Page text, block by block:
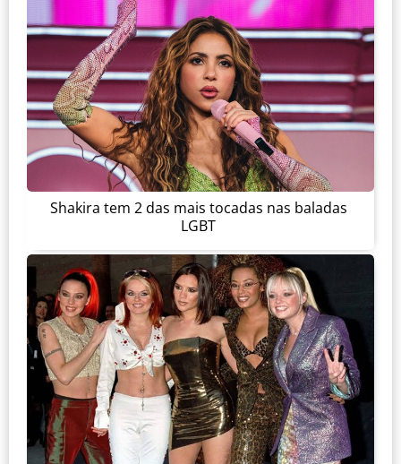
Shakira tem 2 das mais tocadas nas baladas
LGBT